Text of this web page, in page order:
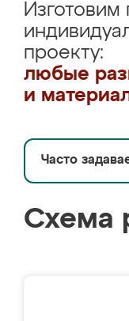
Изготовим
проекту:
любые
и
Часто
Схема